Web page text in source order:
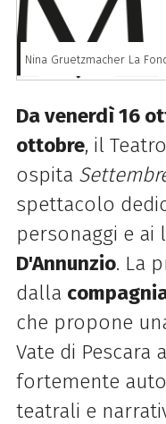
Nina Gruetzmacher La
Da venerdì 16
ottobre, il
ospita
spettacolo
personaggi e ai
D'Annunzio. La
dalla
che propone
Vate di Pescara
fortemente
teatrali e